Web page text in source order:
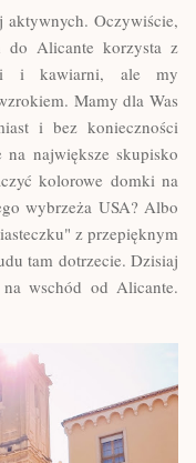
aktywnych. Oczywiście,
do Alicante korzysta z
i kawiarni, ale my
Mamy dla Was
i bez konieczności
na największe skupisko
kolorowe domki na
wybrzeża USA? Albo
z przepięknym
tam dotrzecie. Dzisiaj
wschód od Alicante.